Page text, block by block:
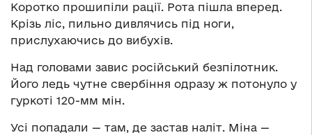
Коротко прошипіли рації. Рота пішла вперед.
Крізь ліс, пильно дивлячись під ноги,
прислухаючись до вибухів.
Над головами завис російський безпілотник.
Його ледь чутне свербіння одразу ж потонуло у
гуркоті 120-мм мін.
Усі попадали — там, де застав наліт. Міна —